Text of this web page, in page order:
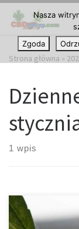
Przejdź do treści
Strona główna »
1 wpis
Nasza
Zgoda